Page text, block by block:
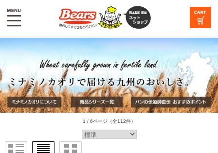
1 / 6ページ （全112件）